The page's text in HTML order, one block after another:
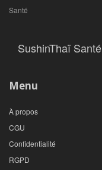
Santé
SushinThaï Santé
Menu
À propos
CGU
Confidentialité
RGPD